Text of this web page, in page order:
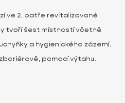
ve 2. patře revitalizované
tvoří šest místností včetně
a hygienického zázemí.
pomocí výtahu.